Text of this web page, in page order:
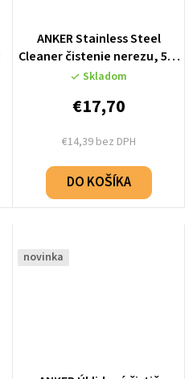
ANKER Stainless Steel
Cleaner čistenie nerezu, 500
ml
Skladom
€14,39 bez DPH
€17,70
DO KOŠÍKA
novinka